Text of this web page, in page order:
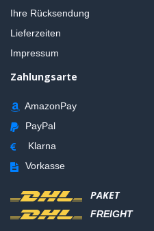
Ihre Rücksendung
Lieferzeiten
Impressum
Zahlungsarte
AmazonPay
PayPal
Klarna
Vorkasse
PAKET
FREIGHT